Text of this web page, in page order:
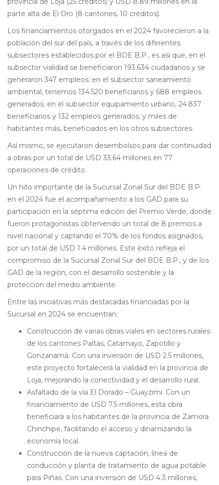
parte alta de El Oro (8 cantones, 10 créditos).
Los financiamientos otorgados en el 2024 favorecieron a la
población del sur del país, a través de los diferentes
subsectores establecidos por el BDE B.P., es así que, en el
subsector vialidad se beneficiaron 193.634 ciudadanos y se
generaron 347 empleos; en el subsector saneamiento
ambiental, tenemos 134.520 beneficiarios y 688 empleos
generados; en el subsector equipamiento urbano, 24.837
beneficiarios y 132 empleos generados; y miles de
habitantes más, beneficiados en los otros subsectores.
Así mismo, se ejecutaron desembolsos para dar continuidad
a obras por un total de USD 33.64 millones en 77
operaciones de crédito.
Un hito importante de la Sucursal Zonal Sur del BDE B.P.
en el 2024 fue el acompañamiento a los GAD para su
participación en la séptima edición del Premio Verde, donde
fueron protagonistas obteniendo un total de 8 premios a
nivel nacional y captando el 70% de los fondos asignados,
por un total de USD 1.4 millones. Este éxito refleja el
compromiso de la Sucursal Zonal Sur del BDE B.P., y de los
GAD de la región, con el desarrollo sostenible y la
protección del medio ambiente.
Entre las iniciativas más destacadas financiadas por la
Sucursal en 2024 se encuentran:
Construcción de varias obras viales en sectores rurales
de los cantones Paltas, Catamayo, Zapotillo y
Gonzanamá. Con una inversión de USD 2.5 millones,
este proyecto fortalecerá la vialidad en la provincia de
Loja, mejorando la conectividad y el desarrollo rural.
Asfaltado de la vía El Dorado – Guayzimi. Con un
financiamiento de USD 7.5 millones, esta obra
beneficiará a los habitantes de la provincia de Zamora
Chinchipe, facilitando el acceso y dinamizando la
economía local.
Construcción de la nueva captación, línea de
conducción y planta de tratamiento de agua potable
para Piñas. Con una inversión de USD 4.3 millones,